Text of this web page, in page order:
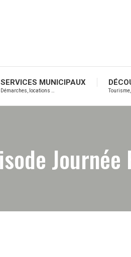
SERVICES MUNICIPAUX
Démarches, locations …